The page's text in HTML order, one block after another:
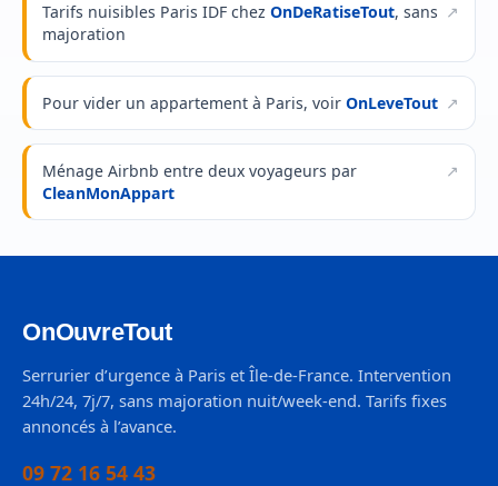
Tarifs nuisibles Paris IDF chez OnDeRatiseTout, sans
majoration
Pour vider un appartement à Paris, voir OnLeveTout
Ménage Airbnb entre deux voyageurs par
CleanMonAppart
OnOuvreTout
Serrurier d’urgence à Paris et Île-de-France. Intervention
24h/24, 7j/7, sans majoration nuit/week-end. Tarifs fixes
annoncés à l’avance.
09 72 16 54 43